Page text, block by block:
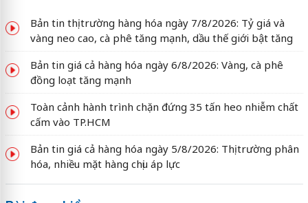
Bản tin thị trường hàng hóa ngày 7/8/2026: Tỷ giá và
vàng neo cao, cà phê tăng mạnh, dầu thế giới bật tăng
Bản tin giá cả hàng hóa ngày 6/8/2026: Vàng, cà phê
đồng loạt tăng mạnh
Toàn cảnh hành trình chặn đứng 35 tấn heo nhiễm chất
cấm vào TP.HCM
Bản tin giá cả hàng hóa ngày 5/8/2026: Thị trường phân
hóa, nhiều mặt hàng chịu áp lực